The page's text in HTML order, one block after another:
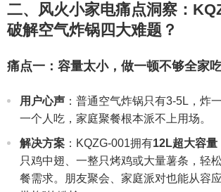
二、风火小家电痛点洞察：
破解空气炸锅四大难题？
痛点一：容量太小，做一顿不够全家
用户心声 ：普通空气炸锅只有3-5L，炸
一个人吃，家庭聚餐根本派不上用场。
解决方案 ：KQZG-001拥有12L超大容量
只鸡中翅、一整只烤鸡或大量薯条，轻
餐需求。朋友聚会、家庭派对也能从容